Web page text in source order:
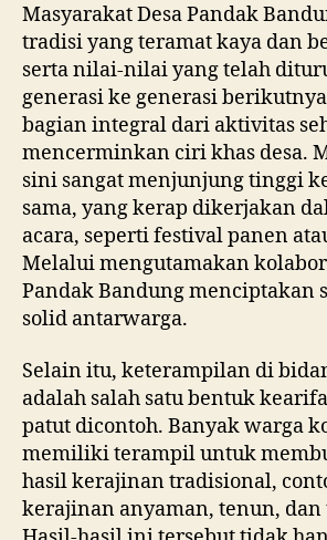
Masyarakat Desa Pandak
tradisi yang teramat kaya dan
serta nilai-nilai yang telah
generasi ke generasi
bagian integral dari aktivitas
mencerminkan ciri khas desa.
sini sangat menjunjung tinggi
sama, yang kerap dikerjakan
acara, seperti festival panen
Melalui mengutamakan
Pandak Bandung menciptakan
solid antarwarga.
Selain itu, keterampilan di
adalah salah satu bentuk
patut dicontoh. Banyak warga
memiliki terampil untuk
hasil kerajinan tradisional,
kerajinan anyaman, tenun,